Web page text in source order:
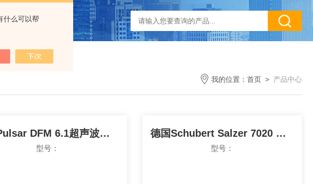
什么可以帮
我的位置： 首页 > 产品中心
英国Pulsar DFM 6.1超声波流量计 夹持安装
型号：
德国Schubert Salzer 7020 气动角座调节阀
型号：